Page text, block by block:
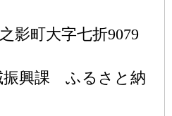
影町大字七折9079
振興課 ふるさと納